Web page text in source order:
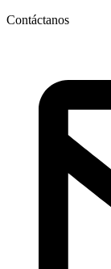
Contáctanos